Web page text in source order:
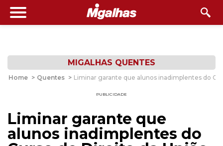
MIGALHAS QUENTES
Home > Quentes > Liminar garante que alunos inadimplentes do
PUBLICIDADE
Liminar garante que
alunos inadimplentes do